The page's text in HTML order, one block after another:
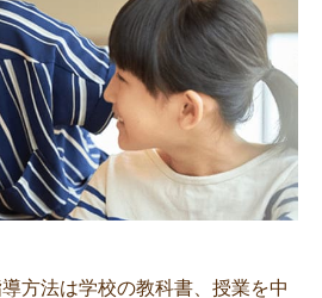
方法は学校の教科書、授業を中